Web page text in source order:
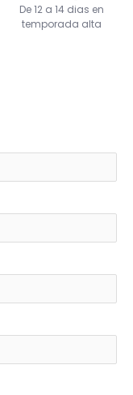
De 12 a 14 dias en
temporada alta